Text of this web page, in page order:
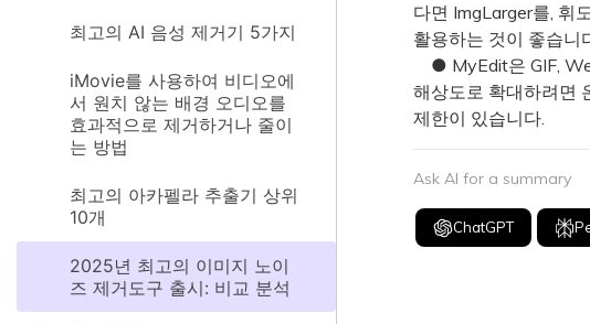
최고의 AI 음성 제거기 5가지
iMovie를 사용하여 비디오에
서 원치 않는 배경 오디오를
효과적으로 제거하거나 줄이
는 방법
최고의 아카펠라 추출기 상위
10개
2025년 최고의 이미지 노이
즈 제거도구 출시: 비교 분석
다면 ImgLarger를, 휘
활용하는 것이 좋습니
● MyEdit은 GIF,
해상도로 확대하려면
제한이 있습니다.
Ask AI for a summary
ChatGPT